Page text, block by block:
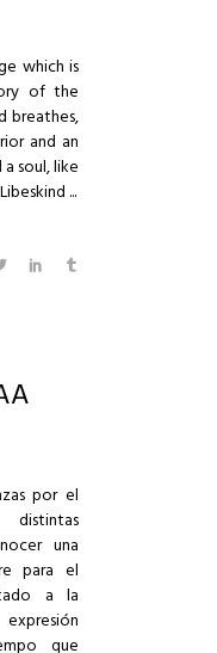
which is
of the
breathes,
and an
soul, like
...
por el
una
para el
a la
que